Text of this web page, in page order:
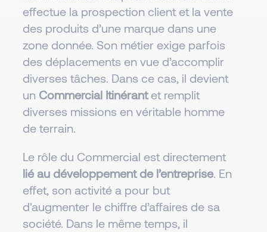
effectue la prospection client et la vente
des produits d’une marque dans une
zone donnée. Son métier exige parfois
des déplacements en vue d’accomplir
diverses tâches. Dans ce cas, il devient
un Commercial Itinérantet remplit
diverses missions en véritable homme
de terrain.
Le rôle du Commercial est directement
lié au développement de l’entreprise. En
effet, son activité a pour but
d'augmenter le chiffre d’affaires de sa
société. Dans le même temps, il